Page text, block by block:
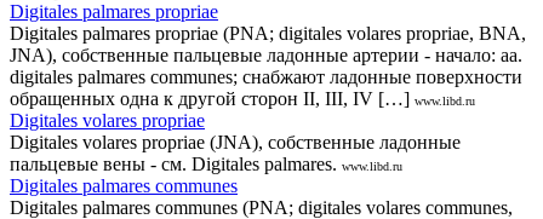
Digitales palmares propriae
Digitales palmares propriae (PNA; digitales volares propriae, BNA,
JNA), собственные пальцевые ладонные артерии - начало: aa.
digitales palmares communes; снабжают ладонные поверхности
обращенных одна к другой сторон II, III, IV […] www.libd.ru
Digitales volares propriae
Digitales volares propriae (JNA), собственные ладонные
пальцевые вены - см. Digitales palmares. www.libd.ru
Digitales palmares communes
Digitales palmares communes (PNA; digitales volares communes,